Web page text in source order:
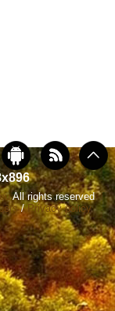
All rights reserved
/Privacy policy